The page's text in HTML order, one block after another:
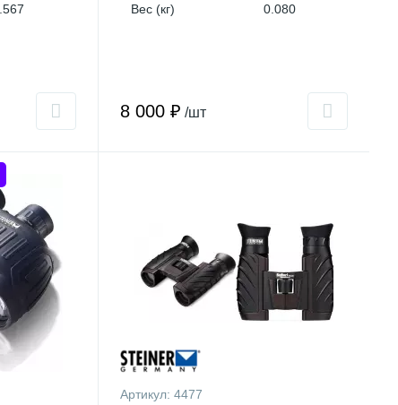
Вес (кг)
0.080
8 000 ₽ /шт
Артикул: 4477